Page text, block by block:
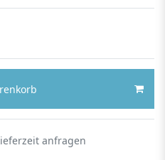
anfragen